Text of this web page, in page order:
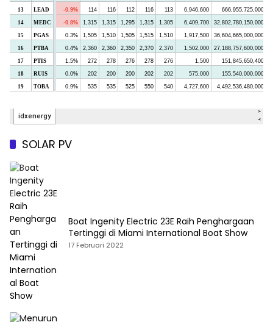
SOLAR PV
Boat Ingenity Electric 23E Raih Penghargaan
Tertinggi di Miami International Boat Show
17 Februari 2022